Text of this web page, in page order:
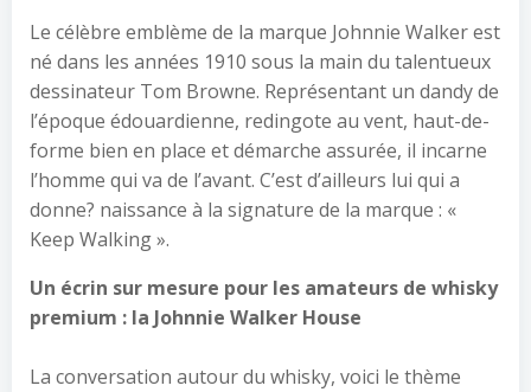
Le célèbre emblème de la marque Johnnie Walker est
né dans les années 1910 sous la main du talentueux
dessinateur Tom Browne. Représentant un dandy de
l’époque édouardienne, redingote au vent, haut-de-
forme bien en place et démarche assurée, il incarne
l’homme qui va de l’avant. C’est d’ailleurs lui qui a
donne? naissance à la signature de la marque : «
Keep Walking ».
Un écrin sur mesure pour les amateurs de whisky
premium : la Johnnie Walker House
La conversation autour du whisky, voici le thème